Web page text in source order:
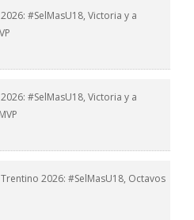
#SelMasU18, Victoria y a
#SelMasU18, Victoria y a
2026: #SelMasU18, Octavos